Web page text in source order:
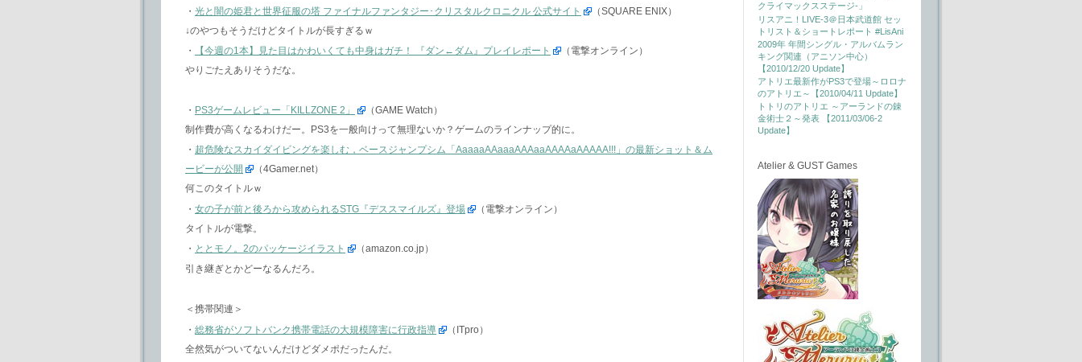
・ 光と闇の姫君と世界征服の塔 ファイナルファンタジー･クリスタルクロニクル 公式サイト
（SQUARE ENIX）
↓のやつもそうだけどタイトルが長すぎるｗ
・
【今週の1本】見た目はかわいくても中身はガチ！ 『ダン←ダム』プレイレポート
（電撃オンライン）
やりごたえありそうだな。
・ PS3ゲームレビュー「KILLZONE 2」
（GAME Watch）
制作費が高くなるわけだー。PS3を一般向けって無理ないか？ゲームのラインナップ的に。
・ 超危険なスカイダイビングを楽しむ，ベースジャンプシム「AaaaaAAaaaAAAaaAAAAaAAAAA!!!」の最新ショット＆ム
ービーが公開
（4Gamer.net）
何このタイトルｗ
・ 女の子が前と後ろから攻められるSTG『デススマイルズ』登場
（電撃オンライン）
タイトルが電撃。
・ ととモノ。2のパッケージイラスト
（amazon.co.jp）
引き継ぎとかどーなるんだろ。
＜携帯関連＞
・ 総務省がソフトバンク携帯電話の大規模障害に行政指導
（ITpro）
全然気がついてないんだけどダメポだったんだ。
クライマックスステージ-」
リスアニ！LIVE-3＠日本武道館 セッ
トリスト＆ショートレポート #LisAni
2009年 年間シングル・アルバムラン
キング関連（アニソン中心）
【2010/12/20 Update】
アトリエ最新作がPS3で登場～ロロナ
のアトリエ～【2010/04/11 Update】
トトリのアトリエ ～アーランドの錬
金術士２～発表 【2011/03/06-2
Update】
Atelier & GUST Games